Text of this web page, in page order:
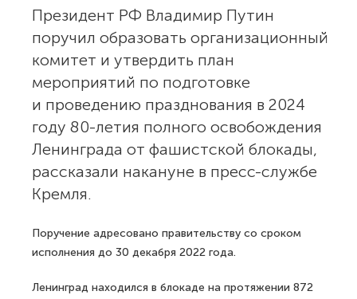
Президент РФ Владимир Путин
поручил образовать организационный
комитет и утвердить план
мероприятий по подготовке
и проведению празднования в 2024
году 80-летия полного освобождения
Ленинграда от фашистской блокады,
рассказали накануне в пресс-службе
Кремля.
Поручение адресовано правительству со сроком
исполнения до 30 декабря 2022 года.
Ленинград находился в блокаде на протяжении 872